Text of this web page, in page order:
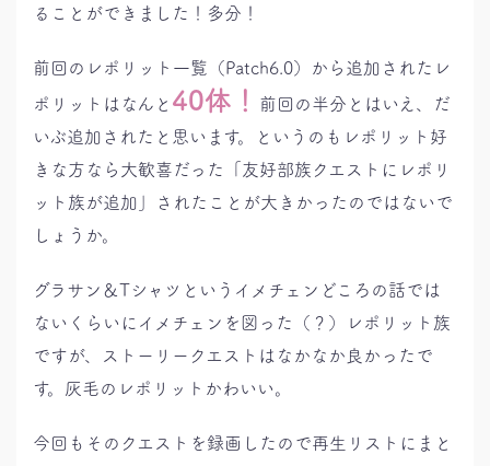
ることができました！多分！
前回のレポリット一覧（Patch6.0）から追加されたレ
ポリットはなんと 40体！ 前回の半分とはいえ、だ
いぶ追加されたと思います。というのもレポリット好
きな方なら大歓喜だった「友好部族クエストにレポリ
ット族が追加」されたことが大きかったのではないで
しょうか。
グラサン＆Tシャツというイメチェンどころの話では
ないくらいにイメチェンを図った（？）レポリット族
ですが、ストーリークエストはなかなか良かったで
す。灰毛のレポリットかわいい。
今回もそのクエストを録画したので再生リストにまと